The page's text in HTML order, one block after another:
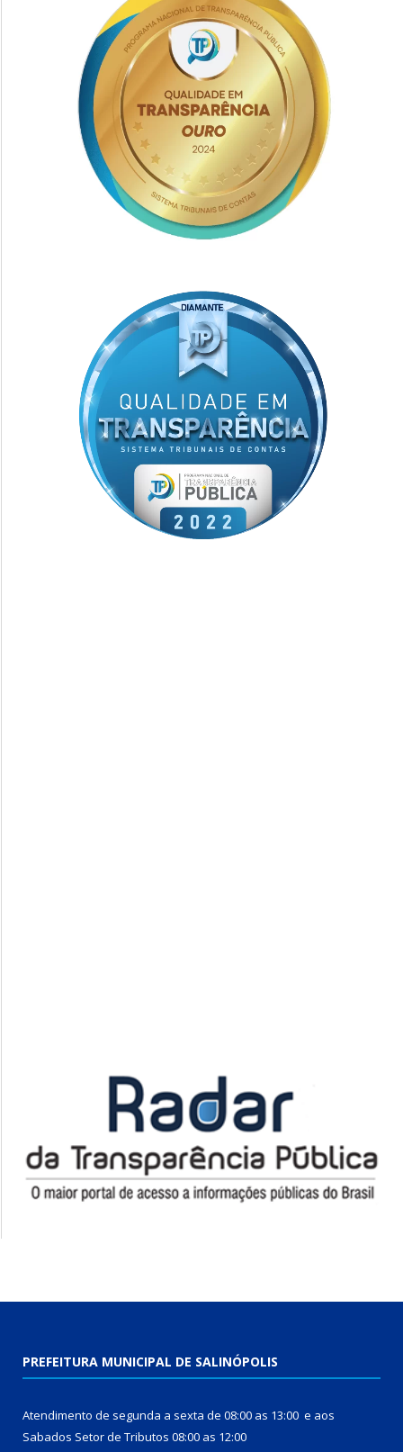
PREFEITURA MUNICIPAL DE SALINÓPOLIS
Atendimento de segunda a sexta de 08:00 as 13:00 e aos
Sabados Setor de Tributos 08:00 as 12:00